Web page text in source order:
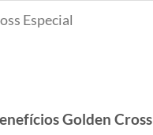
Especial
Golden Cross